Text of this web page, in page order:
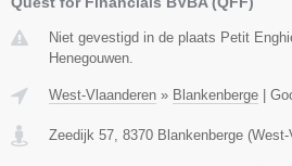
Niet gevestigd in de plaats Petit
Henegouwen.
West-Vlaanderen » Blankenberge
Zeedijk 57, 8370 Blankenberge (West-